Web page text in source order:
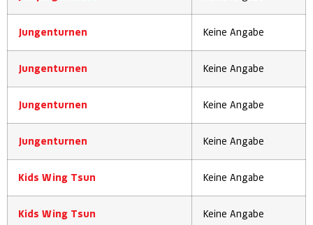
Jungenturnen Keine Angabe
Jungenturnen Keine Angabe
Jungenturnen Keine Angabe
Jungenturnen Keine Angabe
Kids Wing Tsun Keine Angabe
Kids Wing Tsun Keine Angabe